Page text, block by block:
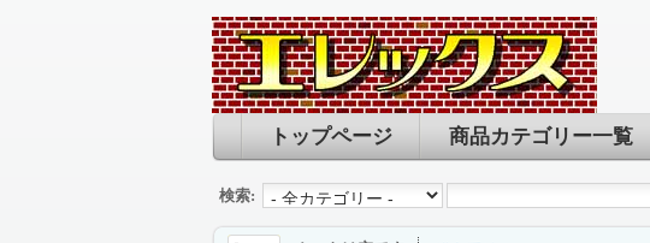
トップページ 商品カテゴリー一覧
検索: